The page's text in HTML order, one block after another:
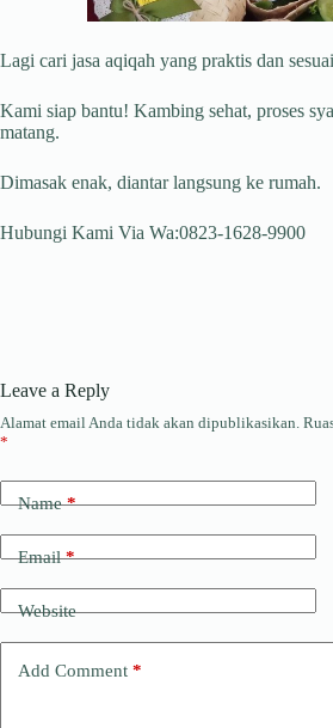
Lagi cari jasa aqiqah yang praktis dan
Kami siap bantu! Kambing sehat, proses
matang.
Dimasak enak, diantar langsung ke rumah.
Hubungi Kami Via Wa:0823-1628-9900
Leave a Reply
Alamat email Anda tidak akan dipublikasikan.
*
Name*
Email*
Website
Add Comment *